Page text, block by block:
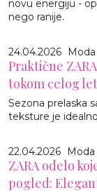
novu energiju -
nego ranije.
24.04.2026
Praktične
tokom celog
Sezona prelaska
teksture je
22.04.2026
ZARA odelo
pogled: